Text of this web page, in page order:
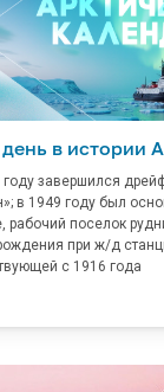
в истории
году завершился
в 1949 году был
рабочий поселок
при ж/д
с 1916 года